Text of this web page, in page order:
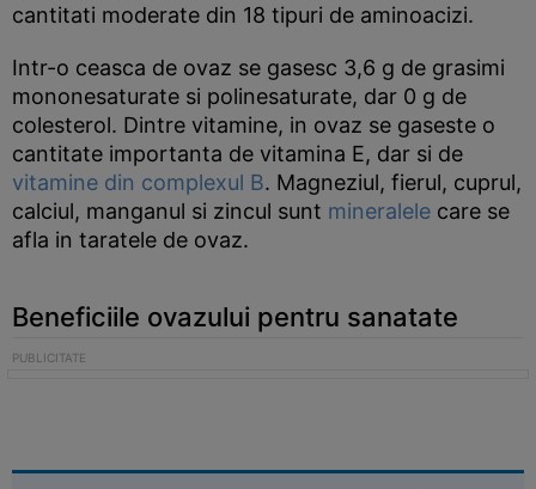
cantitati moderate din 18 tipuri de aminoacizi.
Intr-o ceasca de ovaz se gasesc 3,6 g de grasimi
mononesaturate si polinesaturate, dar 0 g de
colesterol. Dintre vitamine, in ovaz se gaseste o
cantitate importanta de vitamina E, dar si de
vitamine din complexul B. Magneziul, fierul, cuprul,
calciul, manganul si zincul sunt mineralele care se
afla in taratele de ovaz.
Beneficiile ovazului pentru sanatate